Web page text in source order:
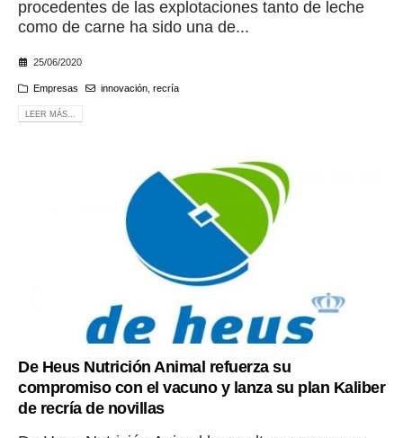
procedentes de las explotaciones tanto de leche
como de carne ha sido una de...
25/06/2020
Empresas innovación, recría
LEER MÁS...
De Heus Nutrición Animal refuerza su
compromiso con el vacuno y lanza su plan Kaliber
de recría de novillas